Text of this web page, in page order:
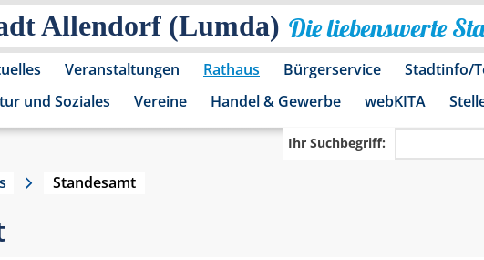
Allendorf (Lumda) Die liebenswerte
Veranstaltungen Rathaus Bürgerservice
Stadtinfo/
und Soziales
Vereine Handel & Gewerbe webKITA
Ihr Suchbegriff:
Standesamt